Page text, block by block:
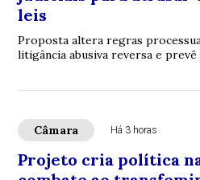
leis
Proposta altera regras
litigância abusiva reversa e
Câmara Há 3 horas
Projeto cria política